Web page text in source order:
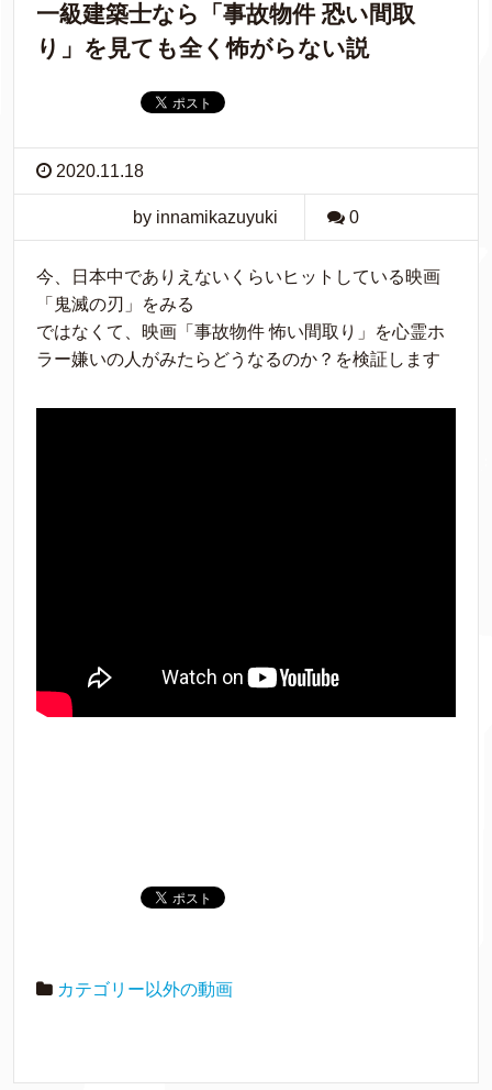
一級建築士なら「事故物件 恐い間取
り」を見ても全く怖がらない説
2020.11.18
by innamikazuyuki 0
今、日本中でありえないくらいヒットしている映画
「鬼滅の刃」をみる
ではなくて、映画「事故物件 怖い間取り」を心霊ホ
ラー嫌いの人がみたらどうなるのか？を検証します
カテゴリー以外の動画